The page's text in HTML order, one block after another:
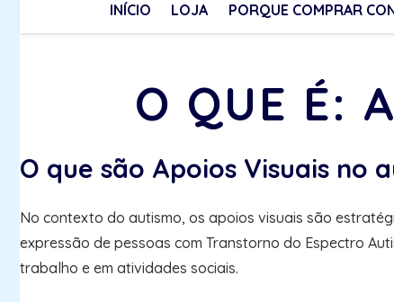
INÍCIO LOJA PORQUE COMPRAR
O QUE É:
O que são Apoios Visuais no
No contexto do autismo, os apoios visuais são
expressão de pessoas com Transtorno do Espectro
trabalho e em atividades sociais.